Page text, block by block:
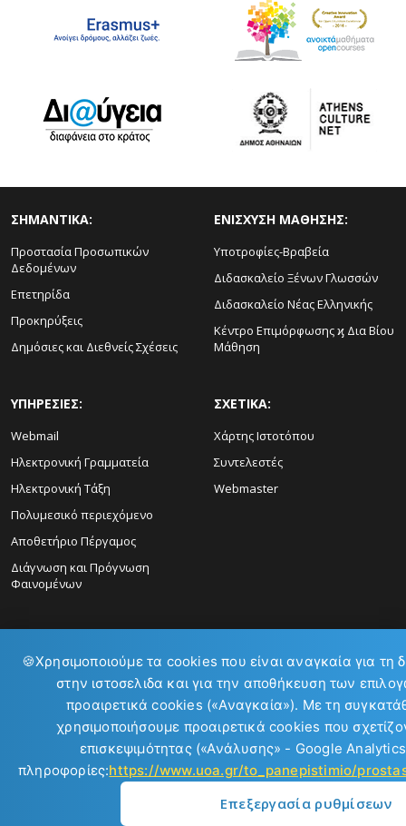
ΣΗΜΑΝΤΙΚΑ:
Προστασία Προσωπικών
Δεδομένων
Επετηρίδα
Προκηρύξεις
Δημόσιες και Διεθνείς Σχέσεις
ΕΝΙΣΧΥΣΗ ΜΑΘΗΣΗΣ:
Υποτροφίες-Βραβεία
Διδασκαλείο Ξένων Γλωσσών
Διδασκαλείο Νέας Ελληνικής
Κέντρο Επιμόρφωσης ϗ Δια Βίου
Μάθηση
ΥΠΗΡΕΣΙΕΣ:
Webmail
Ηλεκτρονική Γραμματεία
Ηλεκτρονική Τάξη
Πολυμεσικό περιεχόμενο
Αποθετήριο Πέργαμος
Διάγνωση και Πρόγνωση
Φαινομένων
ΣΧΕΤΙΚΑ:
Χάρτης Ιστοτόπου
Συντελεστές
Webmaster
ΕΠΙΚΟΙΝΩΝΙΑ:
🍪Χρησιμοποιούμε τα cookies που είναι αναγκαία για τη
στην ιστοσελιδα και για την αποθήκευση των
προαιρετικά cookies («Αναγκαία»). Με τη
χρησιμοποιήσουμε προαιρετικά cookies που
επισκεψιμότητας («Ανάλυσης» - Google
πληροφορίες:https://www.uoa.gr/to_panepistimio/
Επεξεργασία ρυθμίσεων